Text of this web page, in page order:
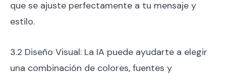
que se ajuste perfectamente a tu mensaje y
estilo.
3.2 Diseño Visual: La IA puede ayudarte a elegir
una combinación de colores, fuentes y